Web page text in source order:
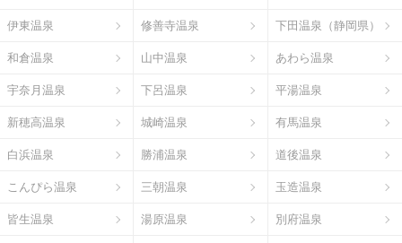
伊東温泉 修善寺温泉 下田温泉（静岡県）
和倉温泉 山中温泉 あわら温泉
宇奈月温泉 下呂温泉 平湯温泉
新穂高温泉 城崎温泉 有馬温泉
白浜温泉 勝浦温泉 道後温泉
こんぴら温泉 三朝温泉 玉造温泉
皆生温泉 湯原温泉 別府温泉